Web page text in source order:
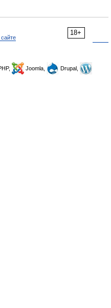
18+
Joomla,
Drupal,